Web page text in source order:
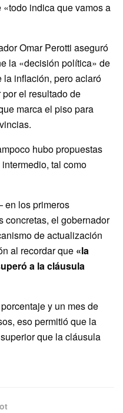
indica que vamos a
Omar Perotti aseguró
la «decisión política» de
inflación, pero aclaró
el resultado de
marca el piso para
hubo propuestas
tal como
los primeros
concretas, el gobernador
de actualización
al recordar que «la
a la cláusula
y un mes de
eso permitió que la
que la cláusula